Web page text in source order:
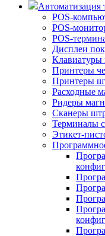
Автоматизация
POS-
POS-
POS-
Дисплеи
Клавиатуры
Принтеры
Принтеры
Расходные
Ридеры
Сканеры
Терминалы
Этикет-